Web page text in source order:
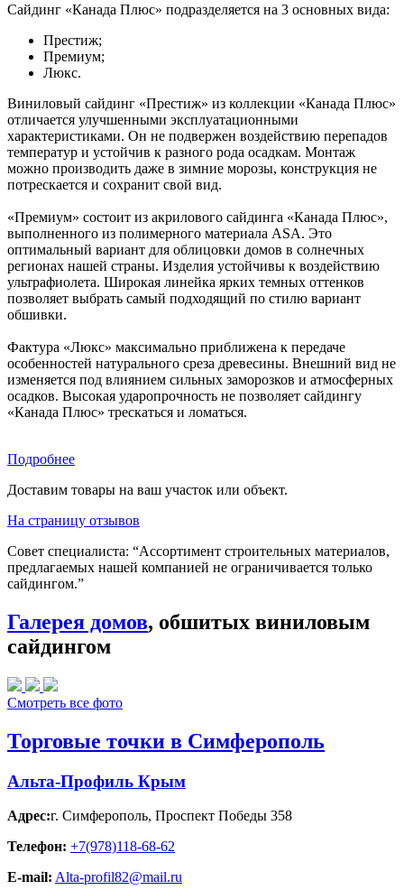
Сайдинг «Канада Плюс» подразделяется на 3 основных вида:
Престиж;
Премиум;
Люкс.
Виниловый сайдинг «Престиж» из коллекции «Канада Плюс»
отличается улучшенными эксплуатационными
характеристиками. Он не подвержен воздействию перепадов
температур и устойчив к разного рода осадкам. Монтаж
можно производить даже в зимние морозы, конструкция не
потрескается и сохранит свой вид.
«Премиум» состоит из акрилового сайдинга «Канада Плюс»,
выполненного из полимерного материала ASA. Это
оптимальный вариант для облицовки домов в солнечных
регионах нашей страны. Изделия устойчивы к воздействию
ультрафиолета. Широкая линейка ярких темных оттенков
позволяет выбрать самый подходящий по стилю вариант
обшивки.
Фактура «Люкс» максимально приближена к передаче
особенностей натурального среза древесины. Внешний вид не
изменяется под влиянием сильных заморозков и атмосферных
осадков. Высокая ударопрочность не позволяет сайдингу
«Канада Плюс» трескаться и ломаться.
Подробнее
Доставим товары на ваш участок или объект.
На страницу отзывов
Совет специалиста: “Ассортимент строительных материалов,
предлагаемых нашей компанией не ограничивается только
сайдингом.”
Галерея домов, обшитых виниловым
сайдингом
Смотреть все фото
Торговые точки в Симферополь
Альта-Профиль Крым
Адрес:г. Симферополь, Проспект Победы 358
Телефон: +7(978)118-68-62
E-mail: Alta-profil82@mail.ru